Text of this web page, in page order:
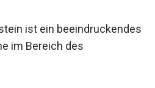
ist ein beeindruckendes
im Bereich des